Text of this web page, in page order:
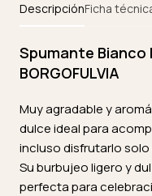
DescripciónFicha
Spumante Bianco
BORGOFULVIA
Muy agradable y
dulce ideal para
incluso disfrutarlo
Su burbujeo ligero y
perfecta para